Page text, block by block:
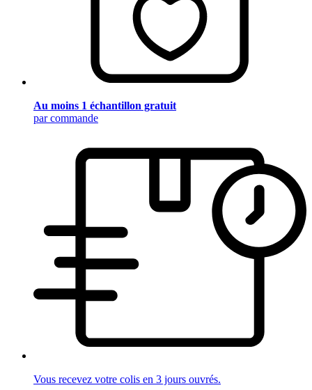
Au moins 1 échantillon gratuit
par commande
Vous recevez votre colis en 3 jours ouvrés.